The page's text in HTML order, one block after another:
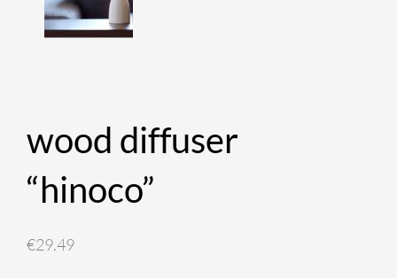
wood diffuser
“hinoco”
€29.49